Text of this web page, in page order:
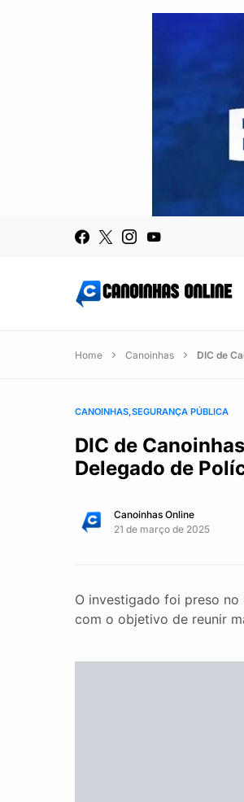
Home Canoinhas DIC de
CANOINHAS SEGURANÇA PÚBLICA
DIC de
Delegado de
Canoinhas Online
21 de março de 2025
O investigado foi preso no
com o objetivo de reunir